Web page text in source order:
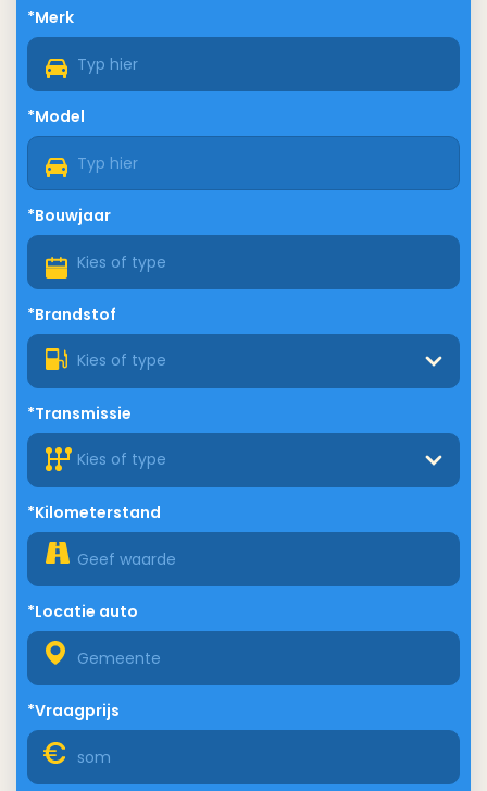
*Merk
*Model
*Bouwjaar
*Brandstof
Kies of type
*Transmissie
Kies of type
*Kilometerstand
*Locatie auto
*Vraagprijs